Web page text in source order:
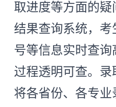
取进度等方面的
结果查询系统，
号等信息实时查
过程透明可查。
将各省份、各专